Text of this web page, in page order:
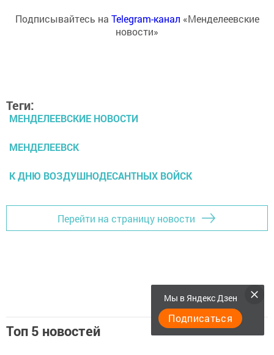
Подписывайтесь на Telegram-канал «Менделеевские
новости»
Теги:
МЕНДЕЛЕЕВСКИЕ НОВОСТИ
МЕНДЕЛЕЕВСК
К ДНЮ ВОЗДУШНОДЕСАНТНЫХ ВОЙСК
Перейти на страницу новости
Топ 5 новостей
Мы в Яндекс Дзен
Подписаться